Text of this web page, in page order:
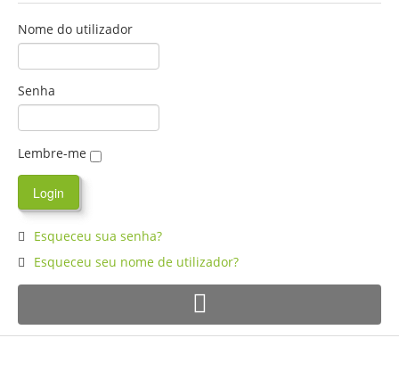
Nome do utilizador
Senha
Lembre-me
Esqueceu sua senha?
Esqueceu seu nome de utilizador?